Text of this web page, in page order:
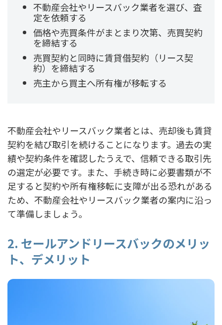
不動産会社やリースバック業者を選び、査
定を依頼する
価格や売買条件がまとまり次第、売買契約
を締結する
売買契約と同時に賃貸借契約（リース契
約）を締結する
売主から買主へ所有権が移転する
不動産会社やリースバック業者とは、売却後も賃貸
契約を結び取引を続けることになります。過去の実
績や契約条件を確認したうえで、信頼できる取引先
の選定が必要です。また、手続き時に必要書類が不
足すると契約や所有権移転に支障が出る恐れがある
ため、不動産会社やリースバック業者の案内に沿っ
て準備しましょう。
2. セールアンドリースバックのメリッ
ト、デメリット